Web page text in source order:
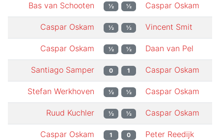
Bas van Schooten ½ ½ Caspar Oskam
Caspar Oskam ½ ½ Vincent Smit
Caspar Oskam ½ ½ Daan van Pel
Santiago Samper 0 1 Caspar Oskam
Stefan Werkhoven ½ ½ Caspar Oskam
Ruud Kuchler ½ ½ Caspar Oskam
Caspar Oskam 1 0 Peter Reedijk